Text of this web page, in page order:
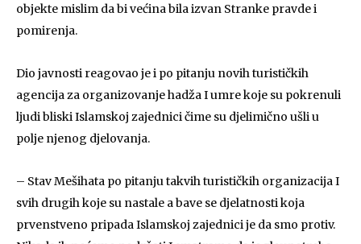
objekte mislim da bi većina bila izvan Stranke pravde i
pomirenja.
Dio javnosti reagovao je i po pitanju novih turističkih
agencija za organizovanje hadža I umre koje su pokrenuli
ljudi bliski Islamskoj zajednici čime su djelimično ušli u
polje njenog djelovanja.
– Stav Mešihata po pitanju takvih turističkih organizacija I
svih drugih koje su nastale a bave se djelatnosti koja
prvenstveno pripada Islamskoj zajednici je da smo protiv.